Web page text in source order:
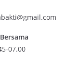
07.00